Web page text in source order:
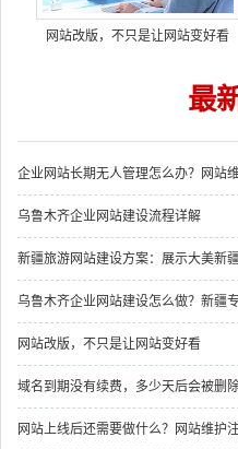
网站改版，不只是让网站变好看
最
企业网站长期无人管理怎么办？网站
乌鲁木齐企业网站建设流程详解
新疆旅游网站建设方案：展示大美新
乌鲁木齐企业网站建设怎么做？新疆
网站改版，不只是让网站变好看
域名到期没有续费，多少天后会被删
网站上线后还需要做什么？网站维护注